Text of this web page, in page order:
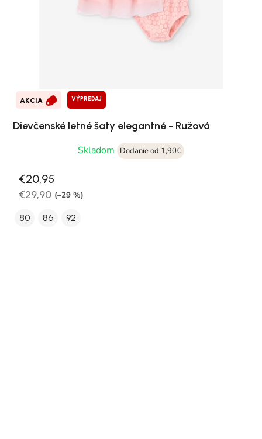
AKCIA VÝPREDAJ
Dievčenské letné šaty elegantné - Ružová
Skladom
Dodanie od 1,90€
€20,95
€29,90 (–29 %)
80 86 92